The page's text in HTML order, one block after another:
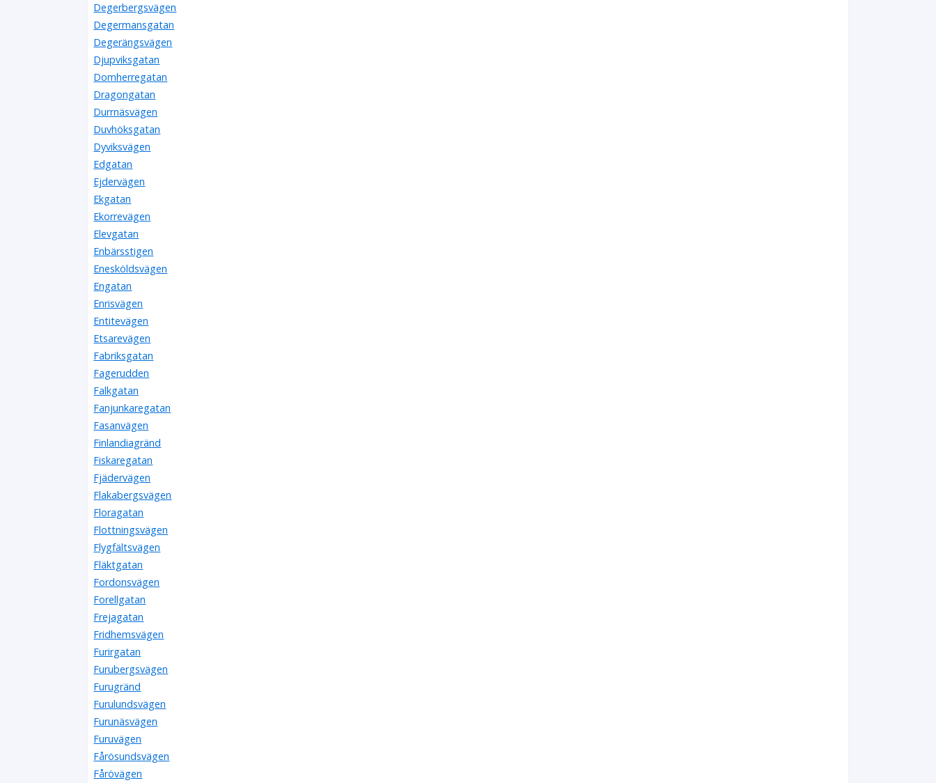
Degerbergsvägen
Degermansgatan
Degerängsvägen
Djupviksgatan
Domherregatan
Dragongatan
Durrnäsvägen
Duvhöksgatan
Dyviksvägen
Edgatan
Ejdervägen
Ekgatan
Ekorrevägen
Elevgatan
Enbärsstigen
Enesköldsvägen
Engatan
Enrisvägen
Entitevägen
Etsarevägen
Fabriksgatan
Fagerudden
Falkgatan
Fanjunkaregatan
Fasanvägen
Finlandiagränd
Fiskaregatan
Fjädervägen
Flakabergsvägen
Floragatan
Flottningsvägen
Flygfältsvägen
Fläktgatan
Fordonsvägen
Forellgatan
Frejagatan
Fridhemsvägen
Furirgatan
Furubergsvägen
Furugränd
Furulundsvägen
Furunäsvägen
Furuvägen
Fårösundsvägen
Fårövägen